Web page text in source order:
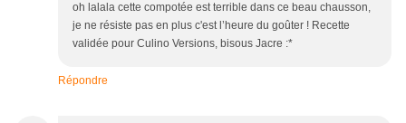
oh lalala cette compotée est terrible dans ce beau chausson,
je ne résiste pas en plus c'est l’heure du goûter ! Recette
validée pour Culino Versions, bisous Jacre :*
Répondre